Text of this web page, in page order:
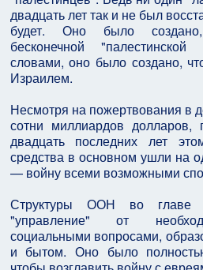
двадцать лет так и не был
будет. Оно было
бесконечной
словами, оно было создано,
Израилем.
Несмотря на пожертвования в
сотни миллиардов
двадцать последних лет
средства в основном ушли на
— войну всеми возможными
Структуры ООН во
"управление" от
социальными вопросами,
и бытом. Оно было